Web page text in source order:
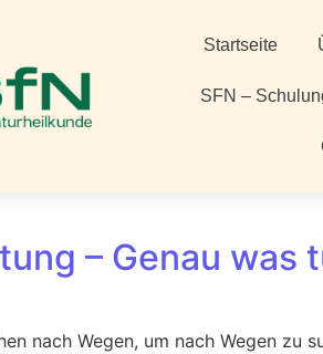
Startseite
SFN –
– Genau was
nach Wegen, um nach Wegen zu